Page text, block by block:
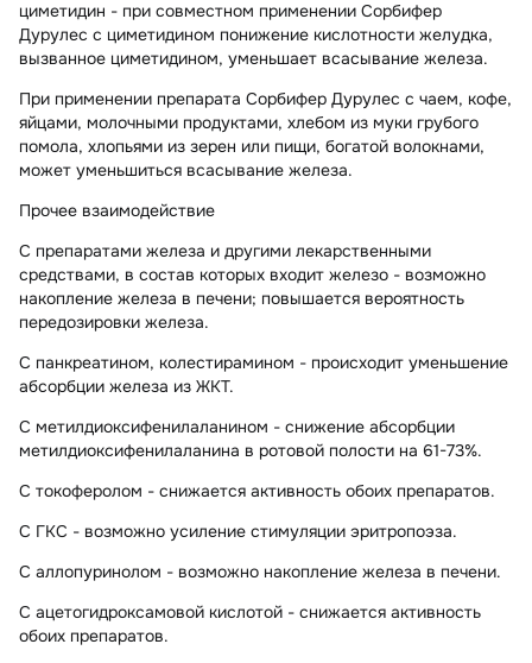
циметидин - при совместном применении Сорбифер
Дурулес с циметидином понижение кислотности желудка,
вызванное циметидином, уменьшает всасывание железа.
При применении препарата Сорбифер Дурулес с чаем, кофе,
яйцами, молочными продуктами, хлебом из муки грубого
помола, хлопьями из зерен или пищи, богатой волокнами,
может уменьшиться всасывание железа.
Прочее взаимодействие
С препаратами железа и другими лекарственными
средствами, в состав которых входит железо - возможно
накопление железа в печени; повышается вероятность
передозировки железа.
С панкреатином, колестирамином - происходит уменьшение
абсорбции железа из ЖКТ.
С метилдиоксифенилаланином - снижение абсорбции
метилдиоксифенилаланина в ротовой полости на 61-73%.
С токоферолом - снижается активность обоих препаратов.
С ГКС - возможно усиление стимуляции эритропоэза.
С аллопуринолом - возможно накопление железа в печени.
С ацетогидроксамовой кислотой - снижается активность
обоих препаратов.